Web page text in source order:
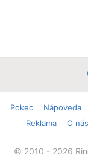
Pokec Nápoveda
Reklama
O nás
© 2010 - 2026